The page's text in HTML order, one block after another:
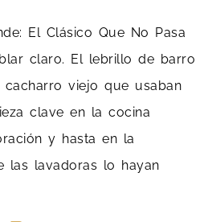
El Clásico Que No Pasa
claro. El lebrillo de barro
viejo que usaban
clave en la cocina
y hasta en la
las lavadoras lo hayan